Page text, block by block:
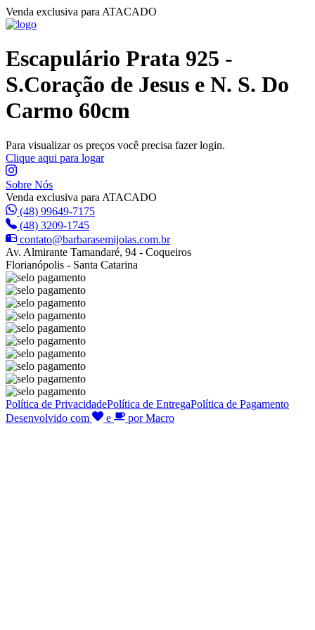
Venda exclusiva para ATACADO
Escapulário Prata 925 -
S.Coração de Jesus e N. S. Do
Carmo 60cm
Para visualizar os preços você precisa fazer login.
Clique aqui para logar
Sobre Nós
Venda exclusiva para ATACADO
(48) 99649-7175
(48) 3209-1745
contato@barbarasemijoias.com.br
Av. Almirante Tamandaré, 94 - Coqueiros
Florianópolis - Santa Catarina
Política de PrivacidadePolítica de EntregaPolítica de Pagamento
Desenvolvido com
e por Macro